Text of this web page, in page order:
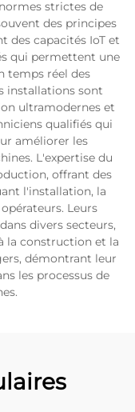
strictes de
des principes
des capacités IoT et
qui permettent une
temps réel des
installations sont
ultramodernes et
qualifiés qui
améliorer les
L'expertise du
offrant des
l'installation, la
Leurs
divers secteurs,
la construction et la
démontrant leur
les processus de